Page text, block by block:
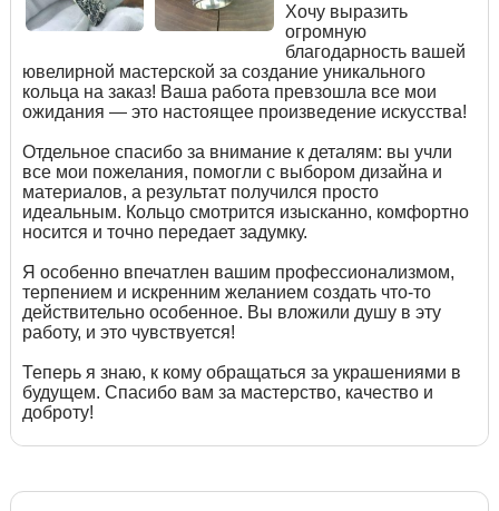
Хочу выразить
огромную
благодарность вашей
ювелирной мастерской за создание уникального
кольца на заказ! Ваша работа превзошла все мои
ожидания — это настоящее произведение искусства!
Отдельное спасибо за внимание к деталям: вы учли
все мои пожелания, помогли с выбором дизайна и
материалов, а результат получился просто
идеальным. Кольцо смотрится изысканно, комфортно
носится и точно передает задумку.
Я особенно впечатлен вашим профессионализмом,
терпением и искренним желанием создать что-то
действительно особенное. Вы вложили душу в эту
работу, и это чувствуется!
Теперь я знаю, к кому обращаться за украшениями в
будущем. Спасибо вам за мастерство, качество и
доброту!